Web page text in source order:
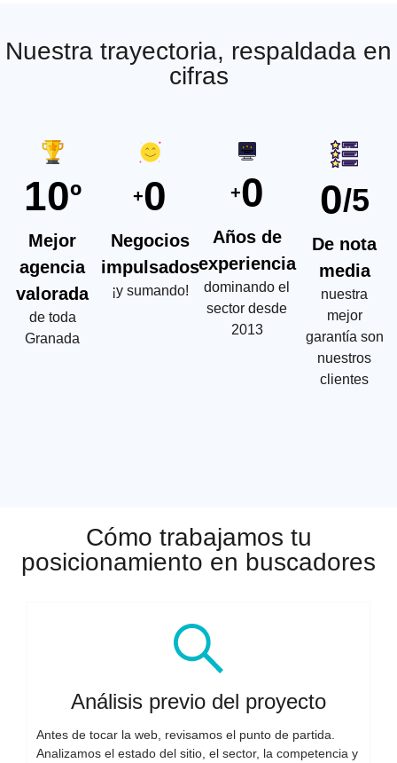
Nuestra trayectoria, respaldada en
cifras
10º
Mejor
agencia
valorada
de toda
Granada
+0
Negocios
impulsados
¡y sumando!
+0
Años de
experiencia
dominando el
sector desde
2013
0/5
De nota
media
nuestra
mejor
garantía son
nuestros
clientes
Cómo trabajamos tu
posicionamiento en buscadores
Análisis previo del proyecto
Antes de tocar la web, revisamos el punto de partida.
Analizamos el estado del sitio, el sector, la competencia y